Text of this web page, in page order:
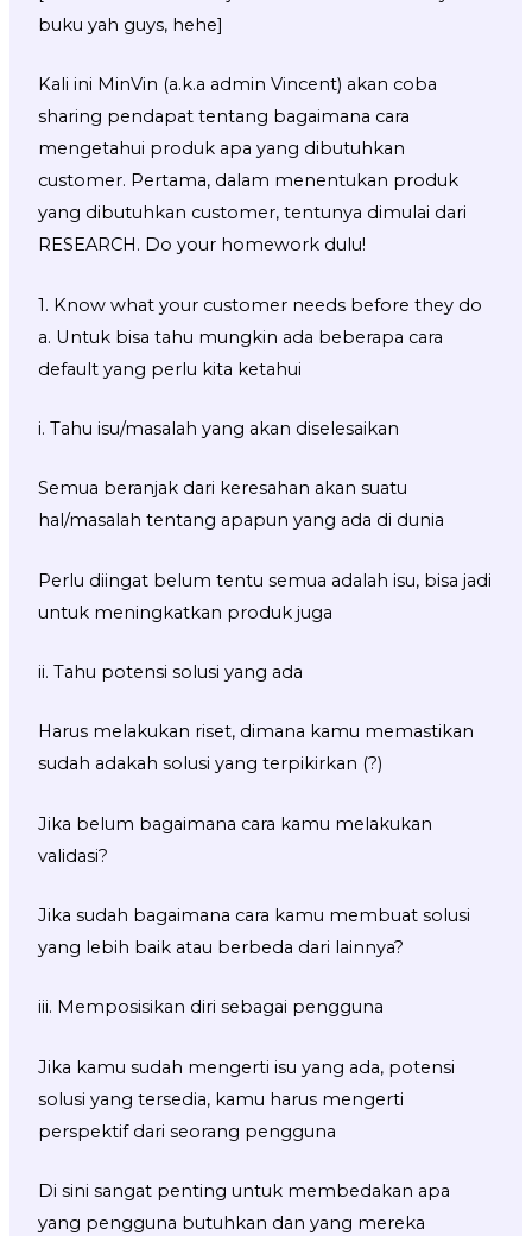
buku yah guys, hehe]
Kali ini MinVin (a.k.a admin Vincent) akan coba
sharing pendapat tentang bagaimana cara
mengetahui produk apa yang dibutuhkan
customer. Pertama, dalam menentukan produk
yang dibutuhkan customer, tentunya dimulai dari
RESEARCH. Do your homework dulu!
1. Know what your customer needs before they do
a. Untuk bisa tahu mungkin ada beberapa cara
default yang perlu kita ketahui
i. Tahu isu/masalah yang akan diselesaikan
Semua beranjak dari keresahan akan suatu
hal/masalah tentang apapun yang ada di dunia
Perlu diingat belum tentu semua adalah isu, bisa jadi
untuk meningkatkan produk juga
ii. Tahu potensi solusi yang ada
Harus melakukan riset, dimana kamu memastikan
sudah adakah solusi yang terpikirkan (?)
Jika belum bagaimana cara kamu melakukan
validasi?
Jika sudah bagaimana cara kamu membuat solusi
yang lebih baik atau berbeda dari lainnya?
iii. Memposisikan diri sebagai pengguna
Jika kamu sudah mengerti isu yang ada, potensi
solusi yang tersedia, kamu harus mengerti
perspektif dari seorang pengguna
Di sini sangat penting untuk membedakan apa
yang pengguna butuhkan dan yang mereka